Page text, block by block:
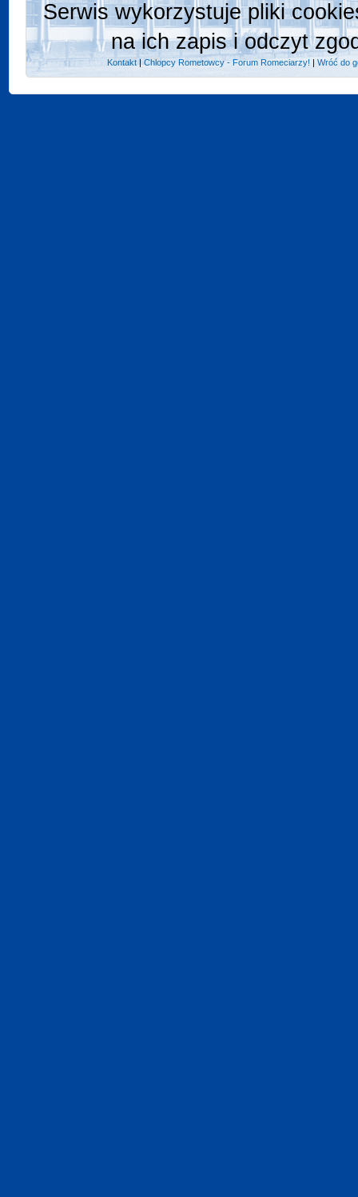
Serwis wykorzystuje pliki
na ich zapis i odczyt
Kontakt |Chlopcy Rometowcy - Forum Romeciarzy! |Wróć do